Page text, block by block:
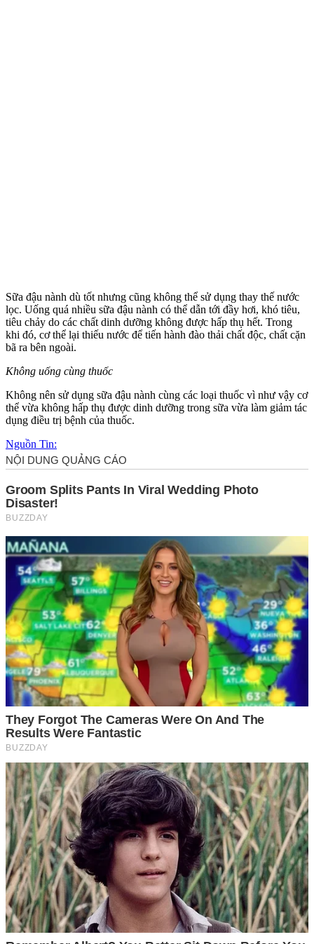
Sữa đậu nành dù tốt nhưng cũng không thể sử dụng thay thế nước
lọc. Uống quá nhiều sữa đậu nành có thể dẫn tới đầy hơi, khó tiêu,
tiêu chảy do các chất dinh dưỡng không được hấp thụ hết. Trong
khi đó, c‌ơ th‌ể lại thiếu nước để tiến hành đào thải chất độc, chất cặn
bã ra bên ngoài.
Không uống cùng thuốc
Không nên sử dụng sữa đậu nành cùng các loại thuốc vì như vậy c‌ơ
th‌ể vừa không hấp thụ được dinh dưỡng trong sữa vừa làm giảm tác
dụng điều trị bệnh của thuốc.
Nguồn Tin: